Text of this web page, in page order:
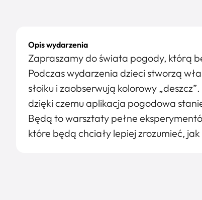
Opis wydarzenia
Zapraszamy do świata pogody, którą
Podczas wydarzenia dzieci stworzą
słoiku i zaobserwują kolorowy
dzięki czemu aplikacja pogodowa
Będą to warsztaty pełne
które będą chciały lepiej zrozumieć,